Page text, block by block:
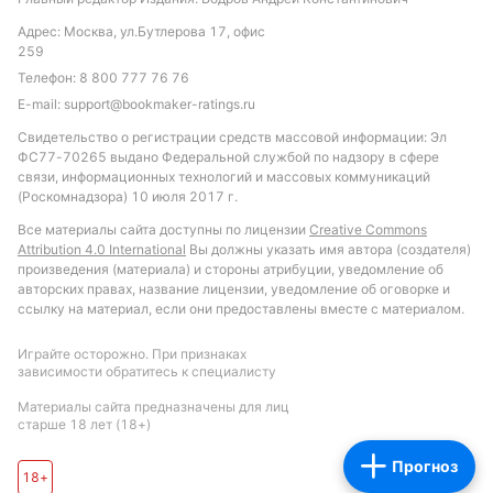
между этими командами.
Питер Бьёрн
Подписаться
Прогноз
Адрес: Москва, ул.Бутлерова 17, офис
259
Телефон: 8 800 777 76 76
E-mail: support@bookmaker-ratings.ru
Свидетельство о регистрации средств массовой информации: Эл
ФС77-70265 выдано Федеральной службой по надзору в сфере
связи, информационных технологий и массовых коммуникаций
(Роскомнадзора) 10 июля 2017 г.
Все материалы сайта доступны по лицензии Creative Commons
Attribution 4.0 International Вы должны указать имя автора (создателя)
произведения (материала) и стороны атрибуции, уведомление об
авторских правах, название лицензии, уведомление об оговорке и
ссылку на материал, если они предоставлены вместе с материалом.
Играйте осторожно. При признаках
зависимости обратитесь к специалисту
Материалы сайта предназначены для лиц
старше 18 лет (18+)
18+